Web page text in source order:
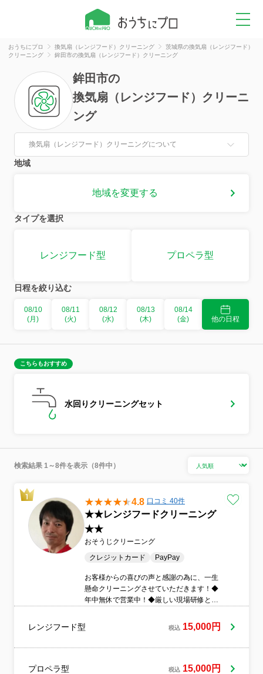
おうちにプロ 換気扇（レンジフード）クリーニング
茨城県の換気扇（レンジフード）
クリーニング
鉾田市の換気扇（レンジフード）クリーニング
鉾田市の
換気扇（レンジフード）クリーニ
ング
換気扇（レンジフード）クリーニングについて
地域
地域を変更する
タイプを選択
レンジフード型 プロペラ型
日程を絞り込む
08/10
(月)
08/11
(火)
08/12
(水)
08/13
(木)
08/14
(金)
他の日程
こちらもおすすめ
水回りクリーニングセット
検索結果 1～8件を表示（8件中）
4.8 口コミ 40件
★★レンジフードクリーニング
★★
おそうじクリーニング
クレジットカード
PayPay
お客様からの喜びの声と感謝の為に、一生
懸命クリーニングさせていただきます！◆
年中無休で営業中！◆厳しい現場研修と座
環境に優しいエコ洗剤を使用！アレルギー
のご家庭に人気です＾＾◆訪問時の駐車代
レンジフード型 税込 15,000円
プロペラ型 税込 15,000円